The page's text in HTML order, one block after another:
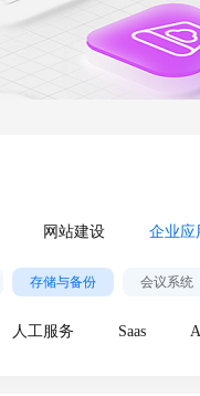
网站建设 企业应
存储与备份 会议系统
人工服务 Saas